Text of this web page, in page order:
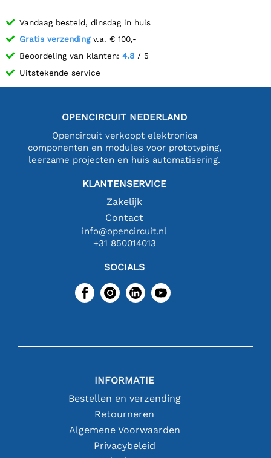
Vandaag besteld, dinsdag in huis
Gratis verzendingv.a. € 100,-
Beoordeling van klanten: 4.8 / 5
Uitstekende service
OPENCIRCUIT NEDERLAND
Opencircuit verkoopt elektronica
componenten en modules voor prototyping,
leerzame projecten en huis automatisering.
KLANTENSERVICE
Zakelijk
Contact
info@opencircuit.nl
+31 850014013
SOCIALS
INFORMATIE
Bestellen en verzending
Retourneren
Algemene Voorwaarden
Privacybeleid